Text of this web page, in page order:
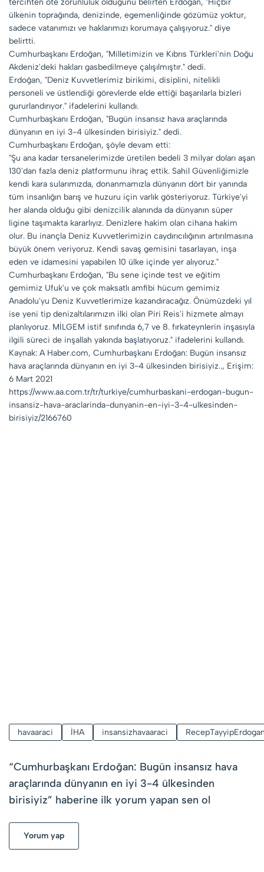
tercihten öte zorunluluk olduğunu belirten Erdoğan, "Hiçbir
ülkenin toprağında, denizinde, egemenliğinde gözümüz yoktur,
sadece vatanımızı ve haklarımızı korumaya çalışıyoruz." diye
belirtti.
Cumhurbaşkanı Erdoğan, "Milletimizin ve Kıbrıs Türkleri'nin Doğu
Akdeniz'deki hakları gasbedilmeye çalışılmıştır." dedi.
Erdoğan, "Deniz Kuvvetlerimiz birikimi, disiplini, nitelikli
personeli ve üstlendiği görevlerde elde ettiği başarılarla bizleri
gururlandırıyor." ifadelerini kullandı.
Cumhurbaşkanı Erdoğan, "Bugün insansız hava araçlarında
dünyanın en iyi 3-4 ülkesinden birisiyiz." dedi.
Cumhurbaşkanı Erdoğan, şöyle devam etti:
"Şu ana kadar tersanelerimizde üretilen bedeli 3 milyar doları aşan
130'dan fazla deniz platformunu ihraç ettik. Sahil Güvenliğimizle
kendi kara sularımızda, donanmamızla dünyanın dört bir yanında
tüm insanlığın barış ve huzuru için varlık gösteriyoruz. Türkiye'yi
her alanda olduğu gibi denizcilik alanında da dünyanın süper
ligine taşımakta kararlıyız. Denizlere hakim olan cihana hakim
olur. Bu inançla Deniz Kuvvetlerimizin caydırıcılığının artırılmasına
büyük önem veriyoruz. Kendi savaş gemisini tasarlayan, inşa
eden ve idamesini yapabilen 10 ülke içinde yer alıyoruz."
Cumhurbaşkanı Erdoğan, "Bu sene içinde test ve eğitim
gemimiz Ufuk'u ve çok maksatlı amfibi hücum gemimiz
Anadolu'yu Deniz Kuvvetlerimize kazandıracağız. Önümüzdeki yıl
ise yeni tip denizaltılarımızın ilki olan Piri Reis'i hizmete almayı
planlıyoruz. MİLGEM istif sınıfında 6,7 ve 8. fırkateynlerin inşasıyla
ilgili süreci de inşallah yakında başlatıyoruz." ifadelerini kullandı.
Kaynak: A Haber.com, Cumhurbaşkanı Erdoğan: Bugün insansız
hava araçlarında dünyanın en iyi 3-4 ülkesinden birisiyiz.., Erişim:
6 Mart 2021
https://www.aa.com.tr/tr/turkiye/cumhurbaskani-erdogan-bugun-
insansiz-hava-araclarinda-dunyanin-en-iyi-3-4-ulkesinden-
birisiyiz/2166760
havaaraci İHA insansizhavaaraci
“Cumhurbaşkanı Erdoğan: Bugün insansız hava
araçlarında dünyanın en iyi 3-4 ülkesinden
birisiyiz” haberine ilk yorum yapan sen ol
Yorum yap